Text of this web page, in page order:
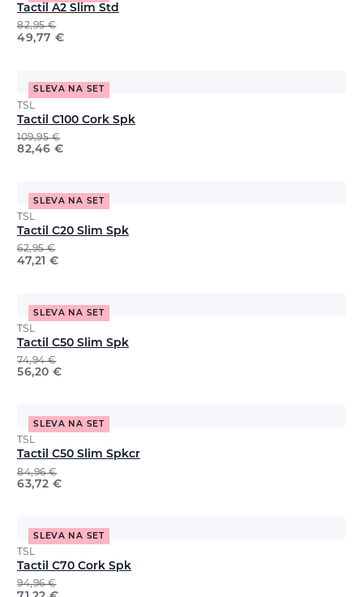
Tactil A2 Slim Std
82,95€
49,77 €
SLEVA NA SET
TSL
Tactil C100 Cork Spk
109,95€
82,46 €
SLEVA NA SET
TSL
Tactil C20 Slim Spk
62,95€
47,21 €
SLEVA NA SET
TSL
Tactil C50 Slim Spk
74,94€
56,20 €
SLEVA NA SET
TSL
Tactil C50 Slim Spkcr
84,96€
63,72 €
SLEVA NA SET
TSL
Tactil C70 Cork Spk
94,96€